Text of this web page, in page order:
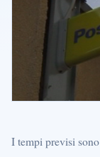
I tempi previsi